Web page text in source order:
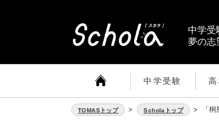
中学受
夢の志
中学受験
TOMASトップ > Scholaトップ > 「